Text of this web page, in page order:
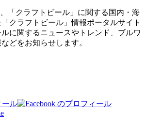
「クラフトビール」に関する国内・海
クラフトビール」情報ポータルサイト
に関するニュースやトレンド、ブルワ
どをお知らせします。